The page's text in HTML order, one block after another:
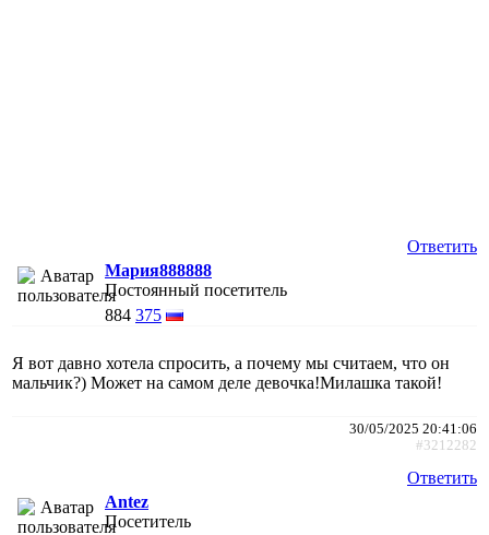
Ответить
Мария888888
Постоянный посетитель
884 375
Я вот давно хотела спросить, а почему мы считаем, что он
мальчик?) Может на самом деле девочка!Милашка такой!
30/05/2025 20:41:06
#3212282
Ответить
Antez
Посетитель